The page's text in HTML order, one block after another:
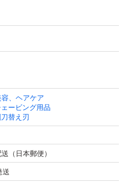
1以下に抑えられる為、とて
ズのどの本体にもお使い頂け
ます。
ポストに入らない場合は不在票
配達をお手配下さい。
評価前にご連絡下さい。
、ヘアケア
ービング用品
替え刃
（日本郵便）
送